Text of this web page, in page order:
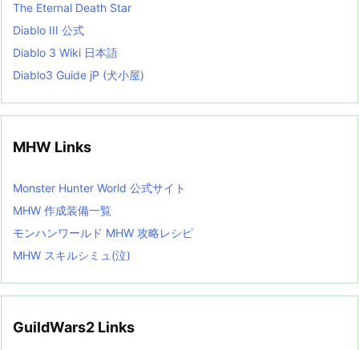
The Eternal Death Star
Diablo III 公式
Diablo 3 Wiki 日本語
Diablo3 Guide jP (犬小屋)
MHW Links
Monster Hunter World 公式サイト
MHW 作成装備一覧
モンハンワールド MHW 攻略レシピ
MHW スキルシミュ(泣)
GuildWars2 Links